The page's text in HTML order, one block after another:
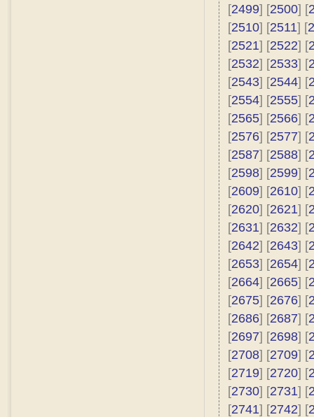
[2499] [2500] [
[2510] [2511] [
[2521] [2522] [
[2532] [2533] [
[2543] [2544] [
[2554] [2555] [
[2565] [2566] [
[2576] [2577] [
[2587] [2588] [
[2598] [2599] [
[2609] [2610] [
[2620] [2621] [
[2631] [2632] [
[2642] [2643] [
[2653] [2654] [
[2664] [2665] [
[2675] [2676] [
[2686] [2687] [
[2697] [2698] [
[2708] [2709] [
[2719] [2720] [
[2730] [2731] [
[2741] [2742] [